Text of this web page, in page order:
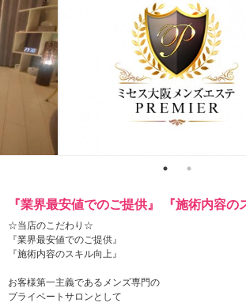
『業界最安値でのご提供』 『施術内容の
☆当店のこだわり☆
『業界最安値でのご提供』
『施術内容のスキル向上』
お客様第一主義であるメンズ専門の
プライベートサロンとして